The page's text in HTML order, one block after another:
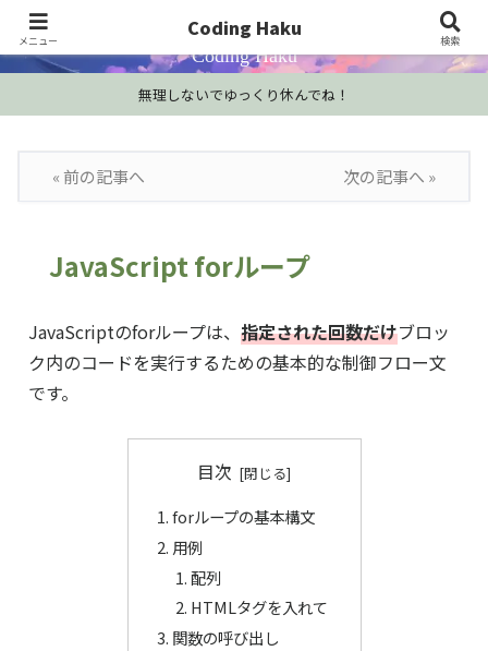
プログラミング学習・開発Tips・技術情報
Coding Haku
無理しないでゆっくり休んでね！
« 前の記事へ 次の記事へ »
JavaScript forループ
JavaScriptのforループは、 指定された回数だけブロッ
ク内のコードを実行するための基本的な制御フロー文
です。
目次
forループの基本構文
用例
配列
HTMLタグを入れて
関数の呼び出し
メニュー
Coding Haku
検索